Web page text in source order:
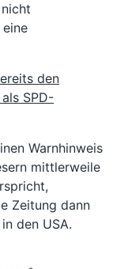
den
SPD-
Warnhinweis
mittlerweile
Zeitung dann
den USA.